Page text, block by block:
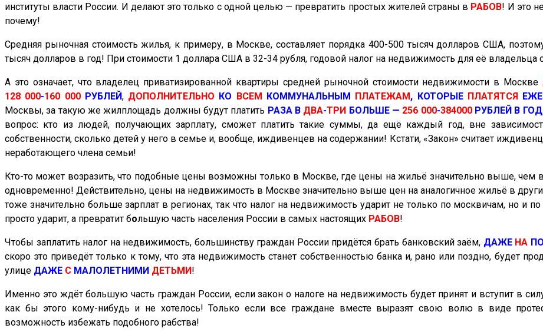
институты власти России. И делают это только с одной целью — превратить простых жителей страны в РАБОВ! И это
почему!
Средняя рыночная стоимость жилья, к примеру, в Москве, составляет порядка 400-500 тысяч долларов США,
тысяч долларов в год! При стоимости 1 доллара США в 32-34 рубля, годовой налог на недвижимость для её
А это означает, что владелец приватизированной квартиры средней рыночной стоимости недвижимости в Москве
128 000-160 000РУБЛЕЙ, ДОПОЛНИТЕЛЬНО КО ВСЕМ КОММУНАЛЬНЫМ ПЛАТЕЖАМ, КОТОРЫЕ ПЛАТЯТСЯ
Москвы, за такую же жилплощадь должны будут платить РАЗА В ДВА-ТРИ БОЛЬШЕ — 256 000-384000РУБЛЕЙ В
вопрос: кто из людей, получающих зарплату, сможет платить такие суммы, да ещё каждый год, вне
собственности, сколько детей у него в семье и, вообще, иждивенцев на содержании! Кстати, «Закон» считает
неработающего члена семьи!
Кто-то может возразить, что подобные цены возможны только в Москве, где цены на жильё значительно выше, чем
одновременно! Действительно, цены на недвижимость в Москве значительно выше цен на аналогичное жильё в
тоже значительно больше зарплат в регионах, так что налог на недвижимость ударит не только по москвичам, но
просто ударит, а превратит большую часть населения России в самых настоящих РАБОВ!
Чтобы заплатить налог на недвижимость, большинству граждан России придётся брать банковский заём, ДАЖЕ НА
скоро это приведёт только к тому, что эта недвижимость станет собственностью банка и, рано или поздно, будет
улице ДАЖЕ С МАЛОЛЕТНИМИ ДЕТЬМИ!
Именно это ждёт большую часть граждан России, если закон о налоге на недвижимость будет принят и вступит в
как бы этого кому-нибудь и не хотелось! Только если все граждане вместе выразят свою волю в виде
возможность избежать подобного рабства!